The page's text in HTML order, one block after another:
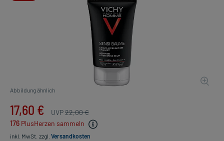
Abbildung ähnlich
17,60 € UVP22,00 €
176 PlusHerzen sammeln
inkl. MwSt. zzgl. Versandkosten